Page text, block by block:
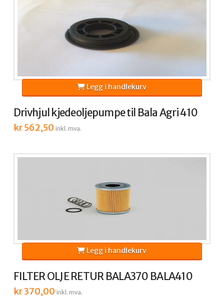
Drivhjul kjedeoljepumpe til Bala Agri 410
kr562,50 inkl. mva.
Legg i handlekurv
FILTER OLJE RETUR BALA370 BALA410
kr370,00 inkl. mva.
Legg i handlekurv